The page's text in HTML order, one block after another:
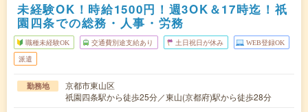
未経験OK！時給1500円！週3OK＆17時迄！祇
園四条での総務・人事・労務
職種未経験OK 交通費別途支給あり 土日祝日が休み WEB登録OK
派遣
勤務地
京都市東山区
祇園四条駅から徒歩25分／東山(京都府)駅から徒歩28分